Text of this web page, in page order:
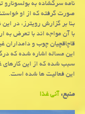
نامه سرگشاده به بولسونارو
صورت گرفته که از او
بنا بر گزارش رویترز، در
با آن مواجه اند با تعرض به
قاچاقچیان چوب و دامداران
سبب شده که از این کارهای
این فعالیت ها شده است.
منبع:آنی غذا